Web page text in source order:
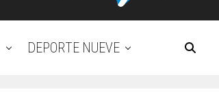
DEPORTE NUEVE